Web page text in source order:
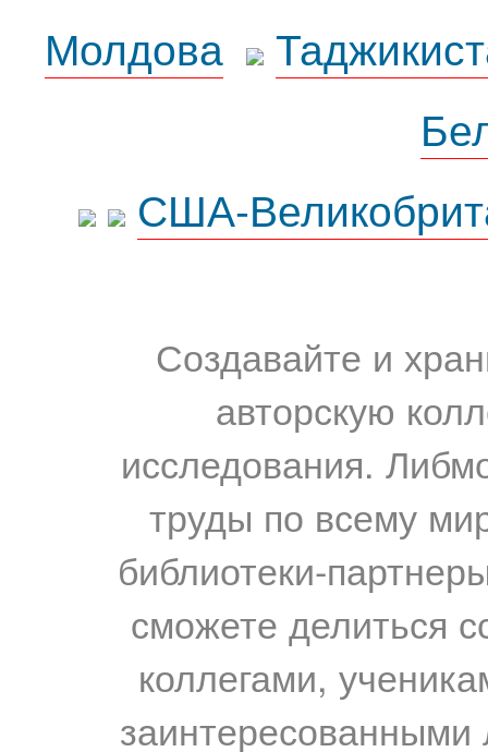
Молдова
США-
Создавайте и
авторскую
исследования.
труды по всему
библиотеки-
сможете делиться
коллегами,